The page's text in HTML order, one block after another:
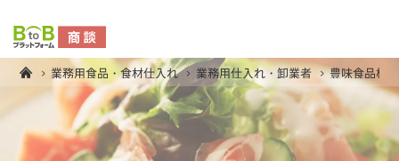
業務用食品・食材仕入れ 業務用仕入れ・卸業者 豊味食品株